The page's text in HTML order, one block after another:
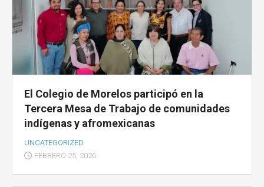
El Colegio de Morelos participó en la
Tercera Mesa de Trabajo de comunidades
indígenas y afromexicanas
UNCATEGORIZED
FEBRERO 25, 2026